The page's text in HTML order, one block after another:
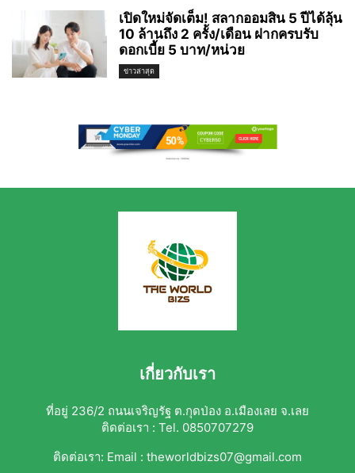
เปิดใหม่จัดเต็ม! สลากออมสิน 5 ปีได้ลุ้น
10 ล้านถึง 2 ครั้ง/เดือน ฝากครบรับ
ดอกเบี้ย 5 บาท/หน่วย
ข่าวล่าสุด
เกี่ยวกับเรา
ที่อยู่ 236/2 ถนนเจริญรัฐ ต.กุดป่อง อ.เมืองเลย จ.เลย
ติดต่อเรา : Tel. 0850707279
ติดต่อเรา: Email : theworldbizs07@gmail.com